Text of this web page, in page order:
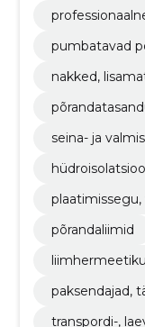
pumbatavad
nakked,
seina- ja
plaatimissegu,
põrandaliimid
paksendajad,
transpordi-,